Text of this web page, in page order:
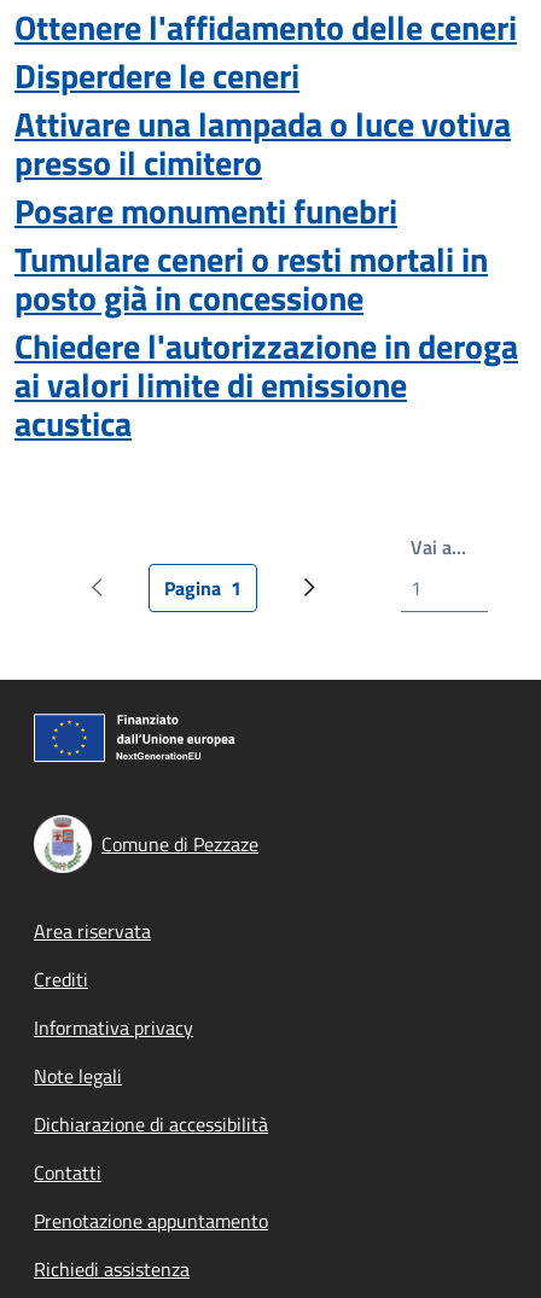
Ottenere l'affidamento delle ceneri
Disperdere le ceneri
Attivare una lampada o luce votiva
presso il cimitero
Posare monumenti funebri
Tumulare ceneri o resti mortali in
posto già in concessione
Chiedere l'autorizzazione in deroga
ai valori limite di emissione
acustica
Pagina precedentePagina attuale
Pagina 1 Prossima pagina
Vai a…
Comune di Pezzaze
Footer menu
Area riservata
Crediti
Informativa privacy
Note legali
Dichiarazione di accessibilità
Contatti
Prenotazione appuntamento
Richiedi assistenza